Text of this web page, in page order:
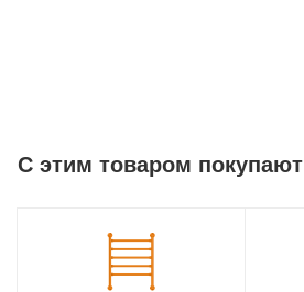
C этим товаром покупают